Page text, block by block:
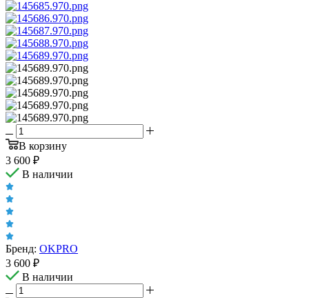
В корзину
3 600 ₽
В наличии
Бренд: OKPRO
3 600 ₽
В наличии